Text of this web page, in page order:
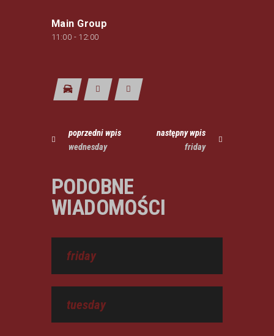
Main Group
11:00 - 12:00
poprzedni wpis
wednesday
następny wpis
friday
PODOBNE
WIADOMOŚCI
friday
tuesday